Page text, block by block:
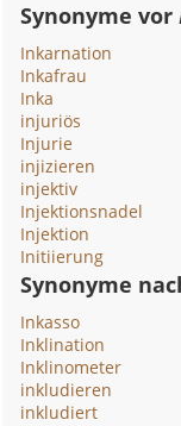
Synonyme vor
Inkarnation
Inkafrau
Inka
injuriös
Injurie
injizieren
injektiv
Injektionsnadel
Injektion
Initiierung
Synonyme
Inkasso
Inklination
Inklinometer
inkludieren
inkludiert